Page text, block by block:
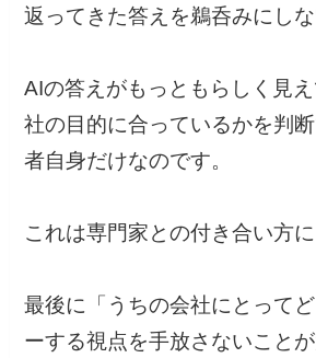
返ってきた答えを鵜呑みにしな
AIの答えがもっともらしく見
社の目的に合っているかを判
者自身だけなのです。
これは専門家との付き合い方に
最後に「うちの会社にとって
ーする視点を手放さないことが